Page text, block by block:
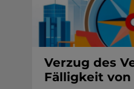
Verzug des
Fälligkeit